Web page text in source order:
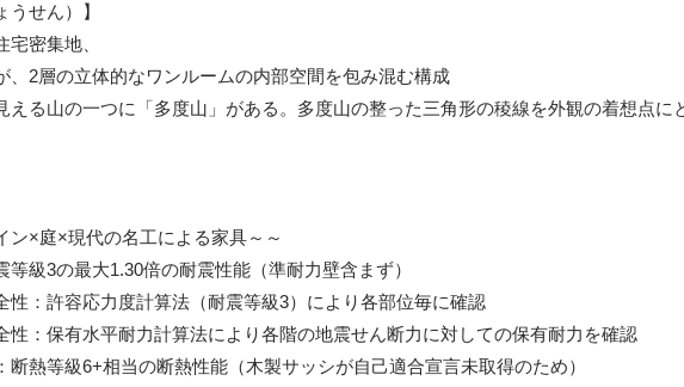
うせん）】
密集地、
、2層の立体的なワンルームの内部空間を包み混む構成
える山の一つに「多度山」がある。多度山の整った三角形の稜線を外観の着想点に
ン×庭×現代の名工による家具～～
等級3の最大1.30倍の耐震性能（準耐力壁含まず）
性：許容応力度計算法（耐震等級3）により各部位毎に確認
性：保有水平耐力計算法により各階の地震せん断力に対しての保有耐力を確認
断熱等級6+相当の断熱性能（木製サッシが自己適合宣言未取得のため）